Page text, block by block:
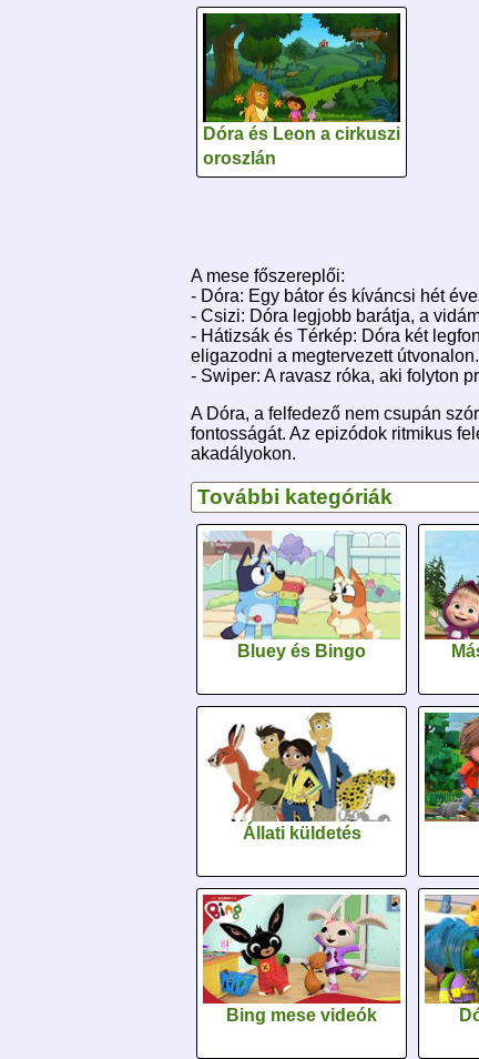
Dóra és Leon a cirkuszi
oroszlán
A mese főszereplői:
- Dóra: Egy bátor és kíváncsi hét
- Csizi: Dóra legjobb barátja, a
- Hátizsák és Térkép: Dóra két
eligazodni a megtervezett útvonalon.
- Swiper: A ravasz róka, aki folyton
A Dóra, a felfedező nem csupán
fontosságát. Az epizódok ritmikus
akadályokon.
További kategóriák
Bluey és Bingo
Állati küldetés
Bing mese videók